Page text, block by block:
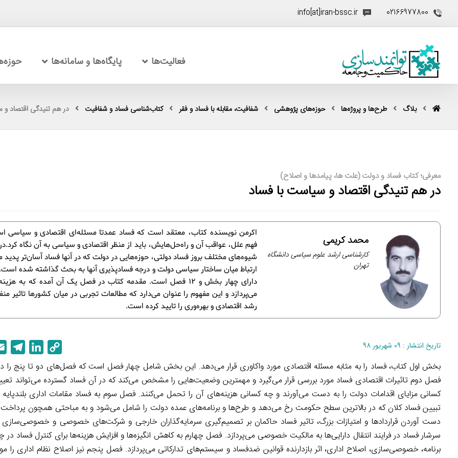
02166977800
info[at]iran-bssc.ir
فعالیت‌ها پایگاه‌ها و سامانه‌ها
بلاگ طرح‌ها و پروژه‌ها حوزه‌های پژوهشی شفافیت، مقابله با فساد و فقر کتاب‌شناسی فساد و شفافیت در هم تنیدگی اقتصاد و
معرفی؛ کتاب فساد و دولت (علت ها، پیامدها و اصلاح)
در هم تنیدگی اقتصاد و سیاست با فساد
اکرمن نویسنده کتاب، معتقد است که فساد عمدتا مسئله‌ای اقتصادی و سیاسی
فهم علل، عواقب آن و راه‌حل‌هایش، باید از منظر اقتصادی و سیاسی به آن نگاه
شیوه‌های مختلف بروز فساد دولتی، حوزه‌هایی در دولت که در آنها فساد آسان‌تر پدید
ارتباط میان ساختار سیاسی دولت و درجه فسادپذیری آنها به بحث گذاشته شده
دارای چهار بخش و 12 فصل است. مقدمه کتاب در فصل یک آن آمده که به
می‌پردازد و این مفهوم را عنوان می‌دارد که مطالعات تجربی در میان کشورها تاثیر
رشد اقتصادی و بهره‌وری را تایید کرده است.
محمد کریمی
کارشناسی ارشد علوم سیاسی دانشگاه
تهران
تاریخ انتشار : ۰۹ شهریور ۹۸
p
y
L
i
n
k
i
n
k
e
d
I
n
e
l
e
g
r
a
m
بخش اول کتاب، فساد را به مثابه مسئله اقتصادی مورد واکاوری قرار می‌دهد. این بخش شامل چهار فصل است که فصل‌های دو تا پنج را
فصل دوم تاثیرات اقتصادی فساد مورد بررسی قرار می‌گیرد و مهمترین وضعیت‌هایی را مشخص می‌کند که در آن فساد گسترده می‌تواند
کسانی مزایای اقدامات دولت را به دست می‌آورند و چه کسانی هزینههای آن را تحمل می‌کنند. فصل سوم به فساد مقامات اداری بلندپایه
تبیین فساد کلان که در بالاترین سطح حکومت رخ می‌دهد و طرح‌ها و برنامههای عمده دولت را شامل می‌شود و به مباحثی همچون پرداخت
دست آوردن قراردادها و امتیازات بزرگ، تاثیر فساد حاکمان بر تصمیم‌گیری سرمایه‌گذاران خارجی و شرکتهای خصوصی و خصوصی‌سازی
سرشار فساد در فرایند انتقال دارایی‌ها به مالکیت خصوصی می‌پردازد. فصل چهارم به کاهش انگیزهها و افزایش‌ هزینهها برای کنترل فساد
برنامه، خصوصیسازی، اصلاح اداری، اثر بازدارنده قوانین ضدفساد و سیستمهای تدارکاتی می‌پردازد. فصل پنجم نیز اصلاح نظام اداری را